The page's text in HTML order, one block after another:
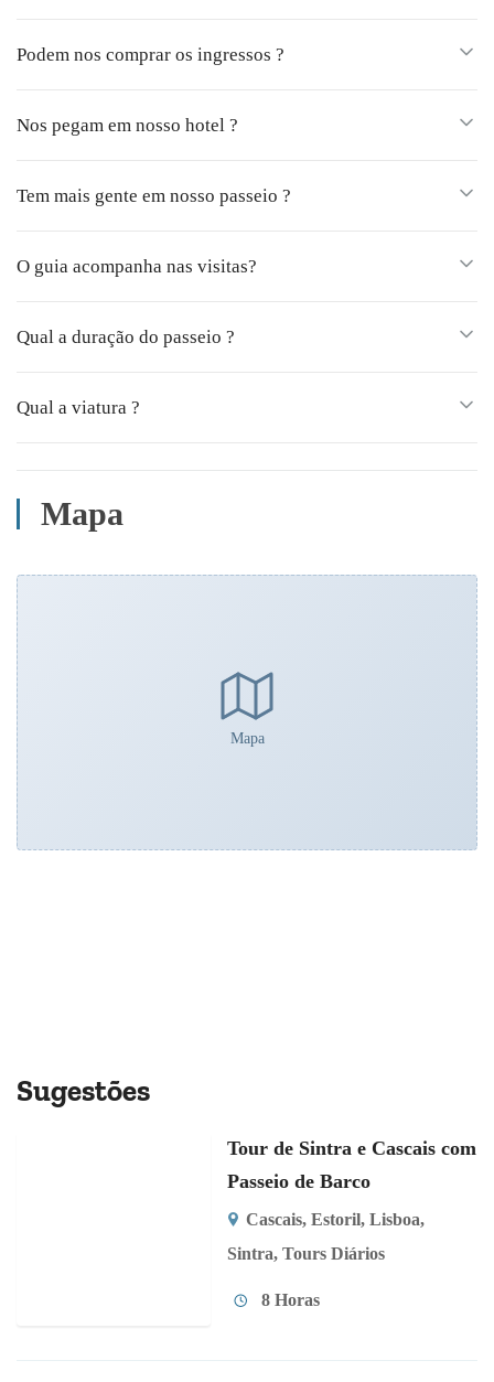
Podem nos comprar os ingressos ?
Nos pegam em nosso hotel ?
Tem mais gente em nosso passeio ?
O guia acompanha nas visitas?
Qual a duração do passeio ?
Qual a viatura ?
Mapa
Mapa
Sugestões
Tour de Sintra e Cascais com
Passeio de Barco
Cascais, Estoril, Lisboa,
Sintra, Tours Diários
8 Horas